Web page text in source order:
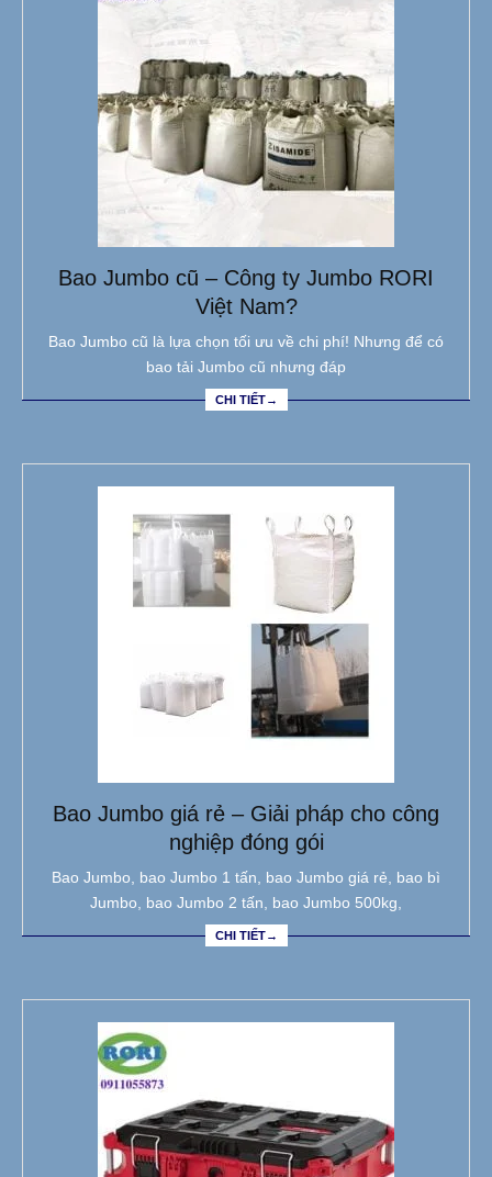
Bao Jumbo cũ – Công ty Jumbo RORI
Việt Nam?
Bao Jumbo cũ là lựa chọn tối ưu về chi phí! Nhưng để có
bao tải Jumbo cũ nhưng đáp
CHI TIẾT→
Bao Jumbo giá rẻ – Giải pháp cho công
nghiệp đóng gói
Bao Jumbo, bao Jumbo 1 tấn, bao Jumbo giá rẻ, bao bì
Jumbo, bao Jumbo 2 tấn, bao Jumbo 500kg,
CHI TIẾT→